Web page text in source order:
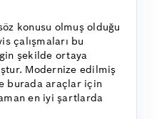
konusu olmuş olduğu
çalışmaları bu
şekilde ortaya
Modernize edilmiş
burada araçlar için
en iyi şartlarda